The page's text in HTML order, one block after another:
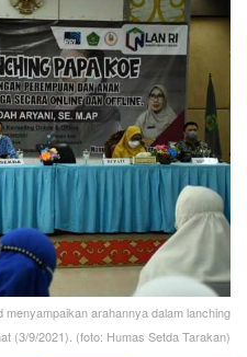
arahannya dalam lanching
(3/9/2021). (foto: Humas Setda Tarakan)